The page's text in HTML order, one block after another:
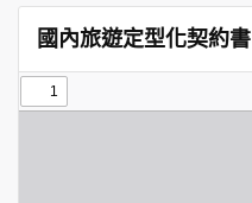
國內旅遊定型化契約書